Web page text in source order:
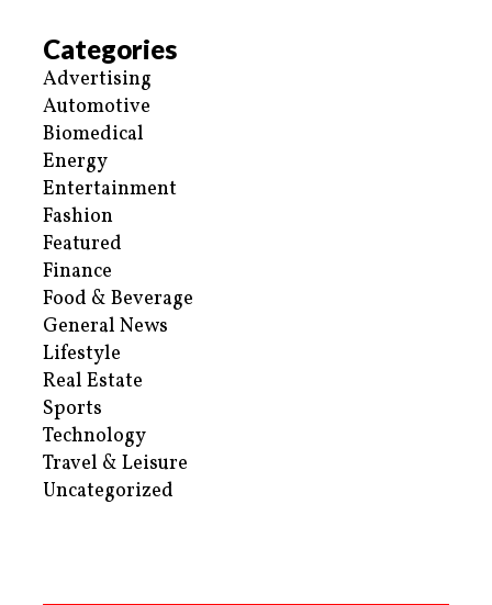
Categories
Advertising
Automotive
Biomedical
Energy
Entertainment
Fashion
Featured
Finance
Food & Beverage
General News
Lifestyle
Real Estate
Sports
Technology
Travel & Leisure
Uncategorized